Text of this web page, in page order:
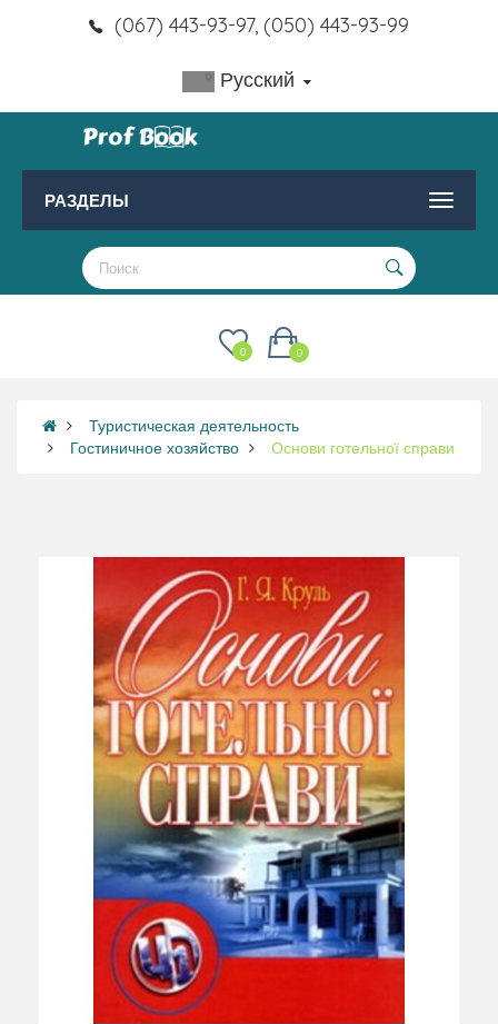
(067) 443-93-97, (050) 443-93-99
Русский
РАЗДЕЛЫ
0
0
Туристическая деятельность
Гостиничное хозяйство
Основи готельної справи